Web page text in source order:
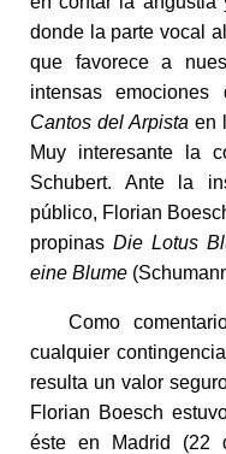
donde la parte vocal
que favorece a
intensas
Cantos del Arpista en
Muy interesante la
Schubert. Ante la
público, Florian
propinas Die Lotus
eine Blume
Como comentario
cualquier
resulta un valor
Florian Boesch
éste en Madrid (22